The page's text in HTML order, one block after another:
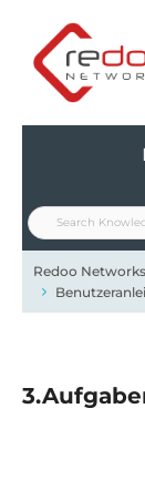
Inhalt
springen
Redoo